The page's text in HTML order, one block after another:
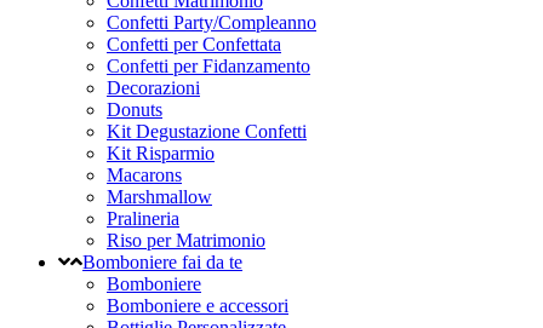
Confetti Party/Compleanno
Confetti per Confettata
Confetti per Fidanzamento
Decorazioni
Donuts
Kit Degustazione Confetti
Kit Risparmio
Macarons
Marshmallow
Pralineria
Riso per Matrimonio
Bomboniere fai da te
Bomboniere
Bomboniere e accessori